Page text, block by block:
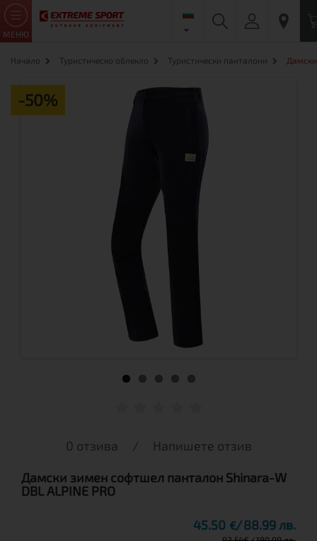
МЕНЮ
Начало Туристическо облекло Туристически панталони
-50%
0 отзива / Напишете отзив
Дамски зимен софтшел панталон Shinara-W
DBL ALPINE PRO
45.50 € 88.99 лв.